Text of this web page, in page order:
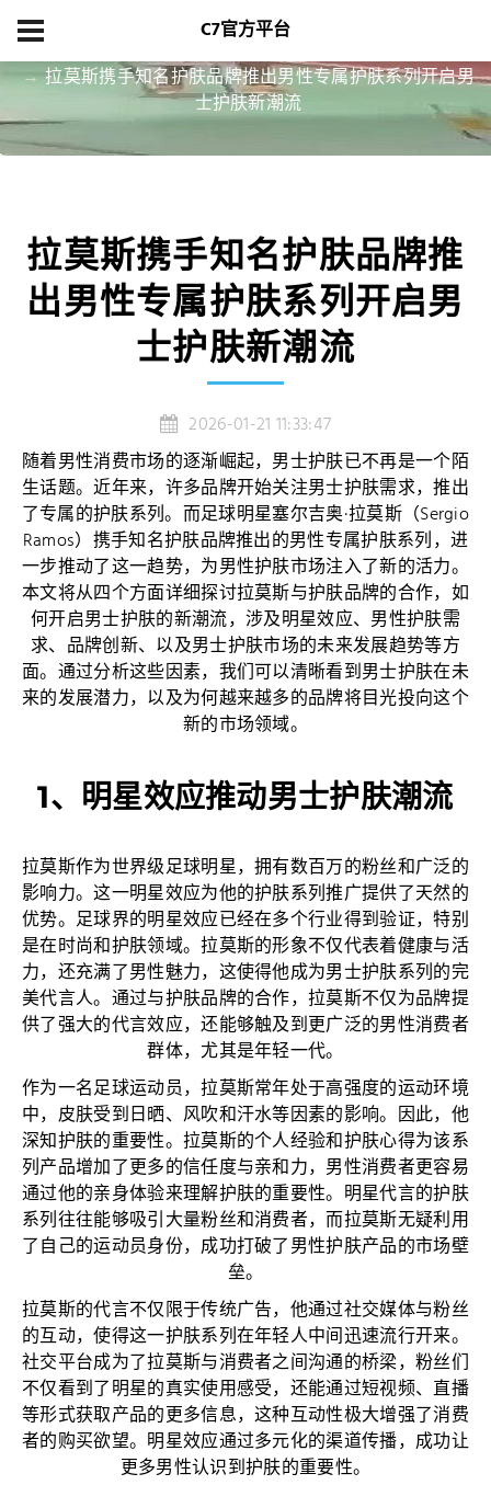
C7官方平台
拉莫斯携手知名护肤品牌推出男性专属护肤系列开启男
士护肤新潮流
拉莫斯携手知名护肤品牌推
出男性专属护肤系列开启男
士护肤新潮流
2026-01-21 11:33:47
随着男性消费市场的逐渐崛起，男士护肤已不再是一个陌
生话题。近年来，许多品牌开始关注男士护肤需求，推出
了专属的护肤系列。而足球明星塞尔吉奥·拉莫斯（Sergio
Ramos）携手知名护肤品牌推出的男性专属护肤系列，进
一步推动了这一趋势，为男性护肤市场注入了新的活力。
本文将从四个方面详细探讨拉莫斯与护肤品牌的合作，如
何开启男士护肤的新潮流，涉及明星效应、男性护肤需
求、品牌创新、以及男士护肤市场的未来发展趋势等方
面。通过分析这些因素，我们可以清晰看到男士护肤在未
来的发展潜力，以及为何越来越多的品牌将目光投向这个
新的市场领域。
1、明星效应推动男士护肤潮流
拉莫斯作为世界级足球明星，拥有数百万的粉丝和广泛的
影响力。这一明星效应为他的护肤系列推广提供了天然的
优势。足球界的明星效应已经在多个行业得到验证，特别
是在时尚和护肤领域。拉莫斯的形象不仅代表着健康与活
力，还充满了男性魅力，这使得他成为男士护肤系列的完
美代言人。通过与护肤品牌的合作，拉莫斯不仅为品牌提
供了强大的代言效应，还能够触及到更广泛的男性消费者
群体，尤其是年轻一代。
作为一名足球运动员，拉莫斯常年处于高强度的运动环境
中，皮肤受到日晒、风吹和汗水等因素的影响。因此，他
深知护肤的重要性。拉莫斯的个人经验和护肤心得为该系
列产品增加了更多的信任度与亲和力，男性消费者更容易
通过他的亲身体验来理解护肤的重要性。明星代言的护肤
系列往往能够吸引大量粉丝和消费者，而拉莫斯无疑利用
了自己的运动员身份，成功打破了男性护肤产品的市场壁
垒。
拉莫斯的代言不仅限于传统广告，他通过社交媒体与粉丝
的互动，使得这一护肤系列在年轻人中间迅速流行开来。
社交平台成为了拉莫斯与消费者之间沟通的桥梁，粉丝们
不仅看到了明星的真实使用感受，还能通过短视频、直播
等形式获取产品的更多信息，这种互动性极大增强了消费
者的购买欲望。明星效应通过多元化的渠道传播，成功让
更多男性认识到护肤的重要性。